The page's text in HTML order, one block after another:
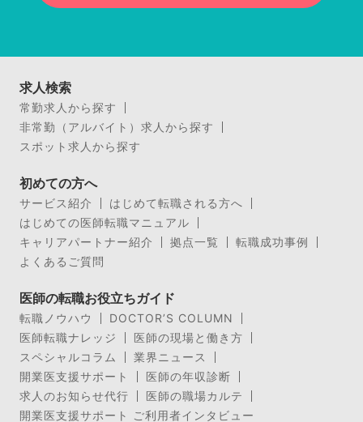
求人検索
常勤求人から探す
非常勤（アルバイト）求人から探す
スポット求人から探す
初めての方へ
サービス紹介
はじめて転職される方へ
はじめての医師転職マニュアル
キャリアパートナー紹介
拠点一覧
転職成功事例
よくあるご質問
医師の転職お役立ちガイド
転職ノウハウ
DOCTOR’S COLUMN
医師転職ナレッジ
医師の現場と働き方
スペシャルコラム
業界ニュース
開業医支援サポート
医師の年収診断
求人のお知らせ代行
医師の職場カルテ
開業医支援サポート ご利用者インタビュー